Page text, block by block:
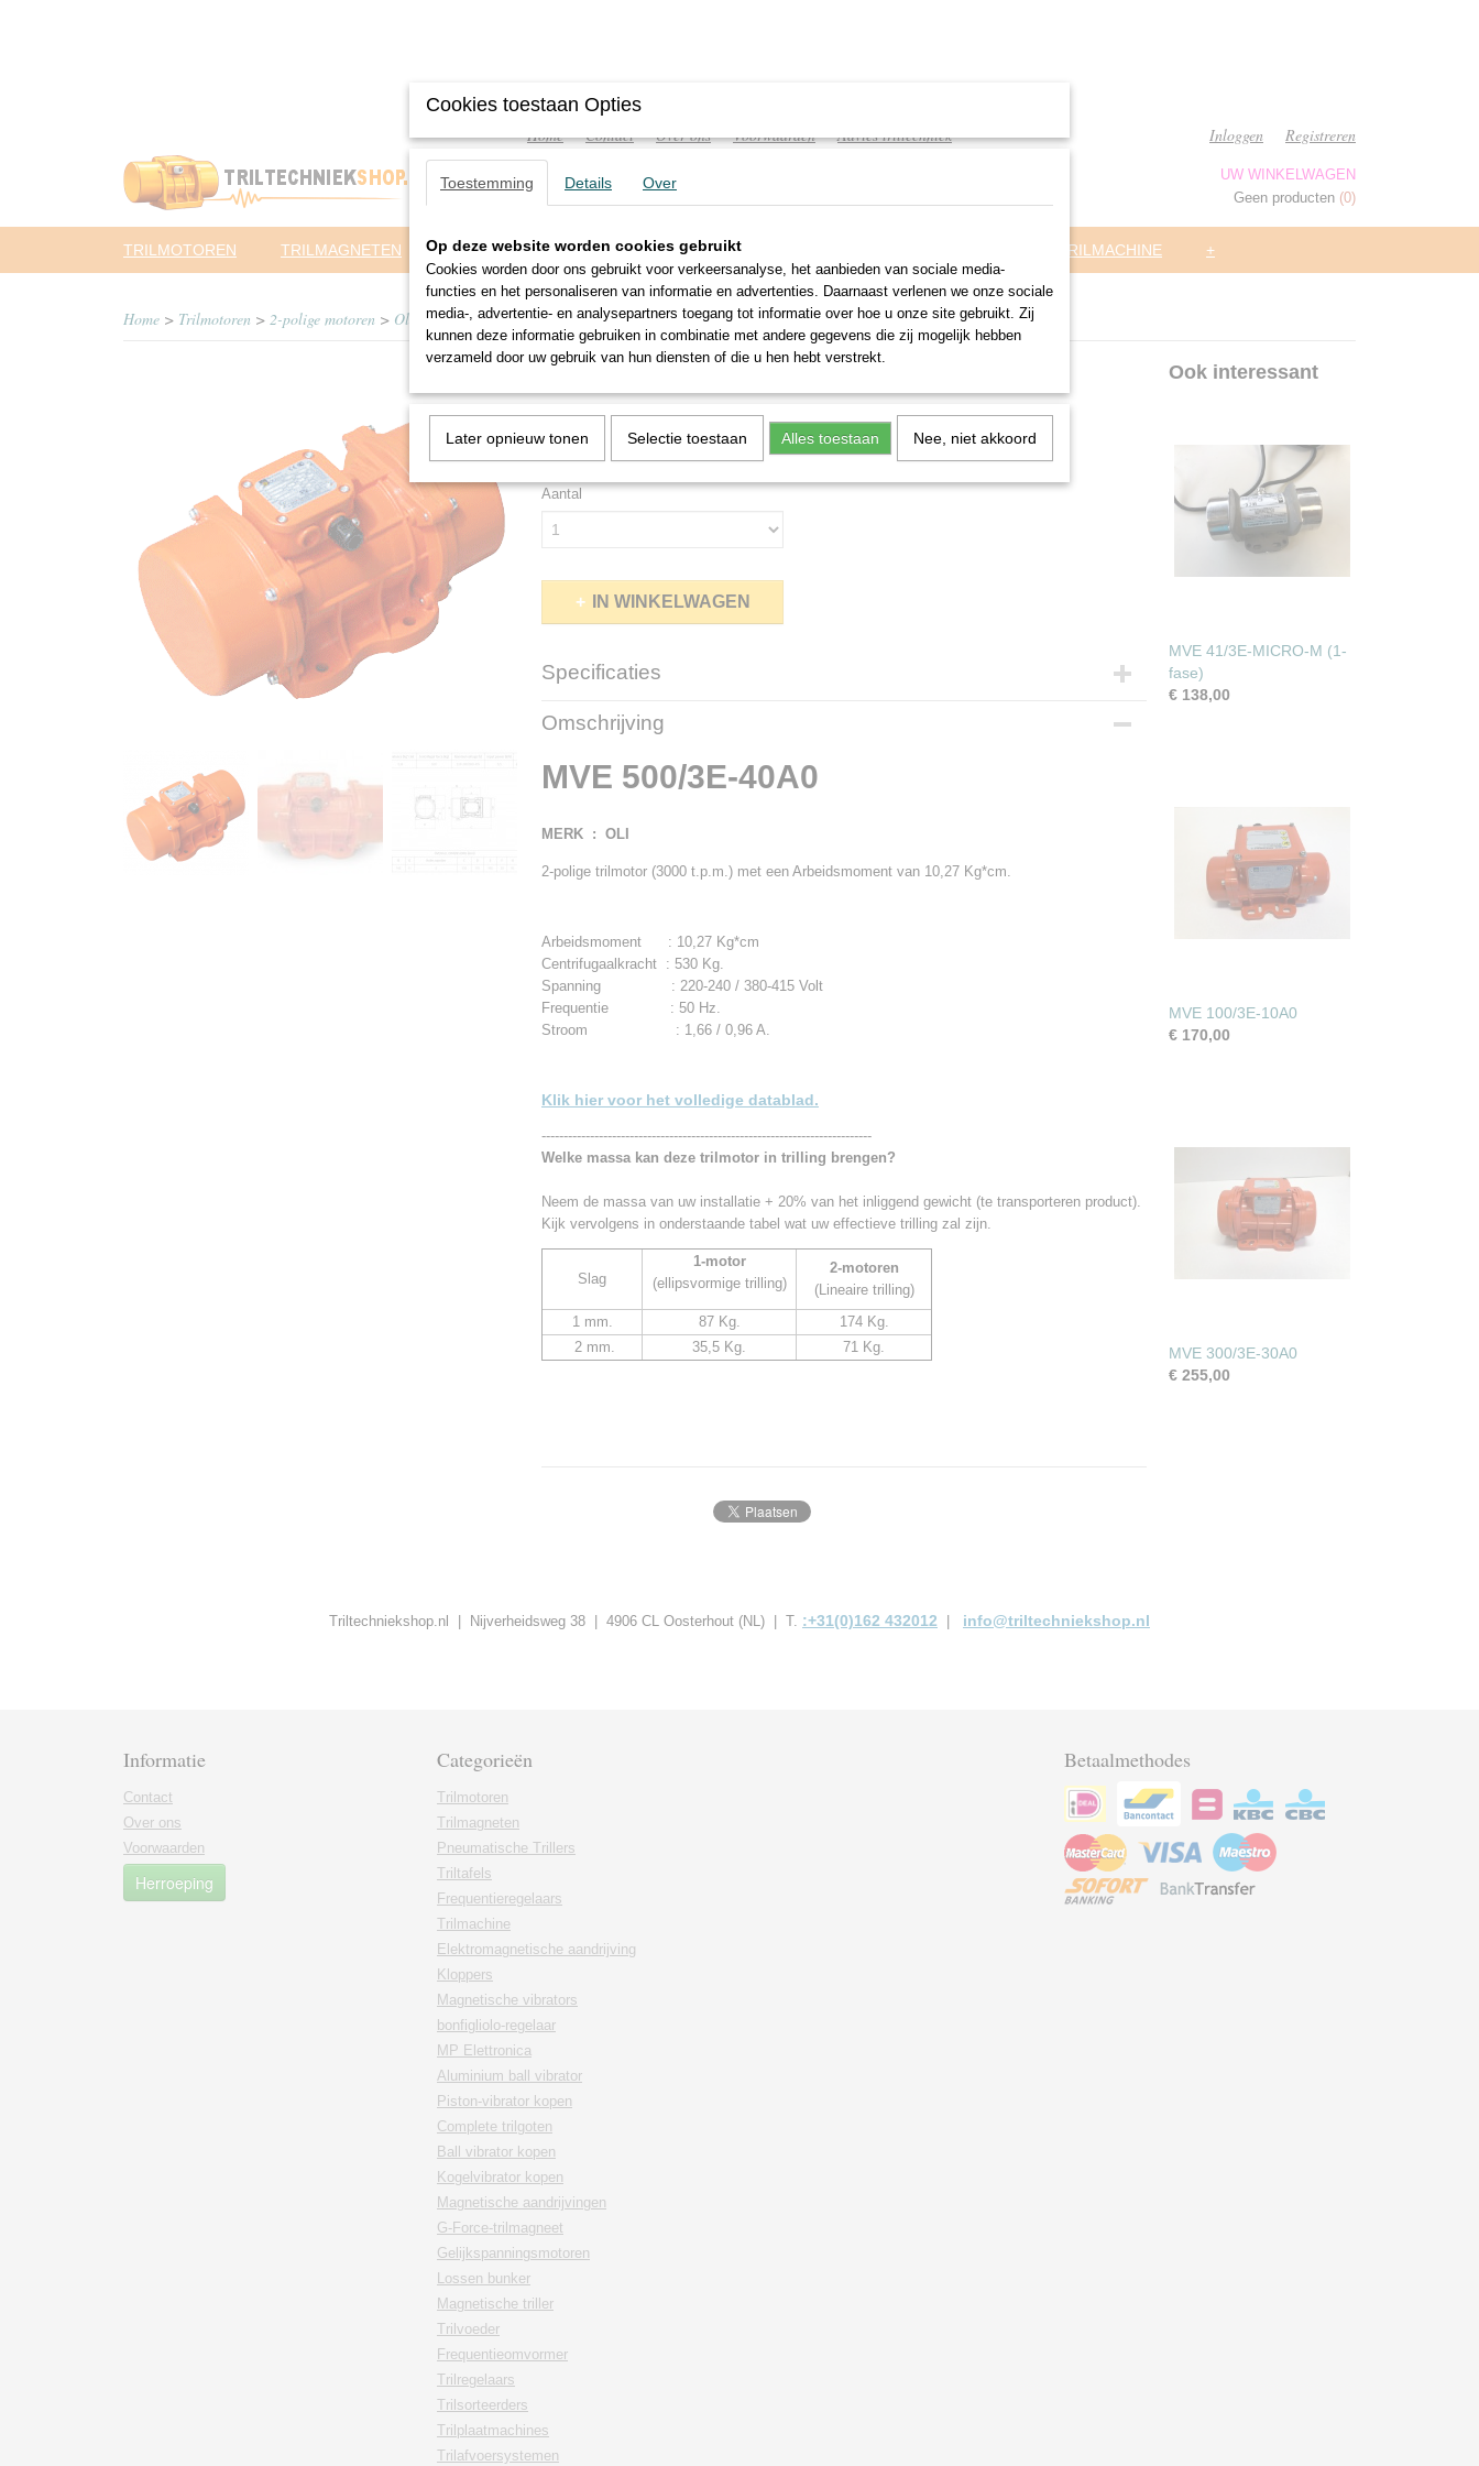
Home Contact Over ons Voorwaarden Advies triltechniek Inloggen Registreren
UW WINKELWAGEN
Geen producten (0)
TRILMOTOREN TRILMAGNETEN PNEUMATISCHE TRILLERS TRILTAFELS TRILMACHINE +
Home > Trilmotoren > 2-polige motoren > Oli >MVE 500/3E-40A0
MVE 500/3E-40A0
€ 290,00
Levertijd 2 tot 3 werkdagen
Aantal
IN WINKELWAGEN
Specificaties
Productcode
Netto gewicht
Omschrijving
MVE 500/3E-40A0
MERK : OLI
2-polige trilmotor (3000 t.p.m.) met een Arbeidsmoment van 10,27 Kg*cm.
Arbeidsmoment : 10,27 Kg*cm
Centrifugaalkracht : 530 Kg.
Spanning : 220-240 / 380-415 Volt
Frequentie : 50 Hz.
Stroom : 1,66 / 0,96 A.
Klik hier voor het volledige datablad.
---------------------------------------------------------------------------
Welke massa kan deze trilmotor in trilling brengen?
Neem de massa van uw installatie + 20% van het inliggend gewicht (te transporteren product).
Kijk vervolgens in onderstaande tabel wat uw effectieve trilling zal zijn.
Slag
1-motor
(ellipsvormige trilling)
2-motoren
(Lineaire trilling)
1 mm.
87 Kg.
174 Kg.
2 mm.
35,5 Kg. 71 Kg.
Ook interessant
MVE 41/3E-MICRO-M (1-
fase)
€ 138,00
MVE 100/3E-10A0
€ 170,00
MVE 300/3E-30A0
€ 255,00
Triltechniekshop.nl | Nijverheidsweg 38 | 4906 CL Oosterhout (NL) | T. :+31(0)162 432012 info@triltechniekshop.nl
Informatie
Contact
Over ons
Voorwaarden
Herroeping
Categorieën
Trilmotoren
Trilmagneten
Pneumatische Trillers
Triltafels
Frequentieregelaars
Trilmachine
Elektromagnetische aandrijving
Kloppers
Magnetische vibrators
bonfigliolo-regelaar
MP Elettronica
Aluminium ball vibrator
Piston-vibrator kopen
Complete trilgoten
Ball vibrator kopen
Kogelvibrator kopen
Magnetische aandrijvingen
G-Force-trilmagneet
Gelijkspanningsmotoren
Lossen bunker
Magnetische triller
Trilvoeder
Frequentieomvormer
Trilregelaars
Trilsorteerders
Trilplaatmachines
Trilafvoersystemen
Betaalmethodes
Cookies toestaan Opties
Toestemming Details Over
Op deze website worden cookies gebruikt
Cookies worden door ons gebruikt voor verkeersanalyse, het aanbieden van sociale media-
functies en het personaliseren van informatie en advertenties. Daarnaast verlenen we onze sociale
media-, advertentie- en analysepartners toegang tot informatie over hoe u onze site gebruikt. Zij
kunnen deze informatie gebruiken in combinatie met andere gegevens die zij mogelijk hebben
verzameld door uw gebruik van hun diensten of die u hen hebt verstrekt.
Later opnieuw tonen Selectie toestaan Alles toestaan Nee, niet akkoord